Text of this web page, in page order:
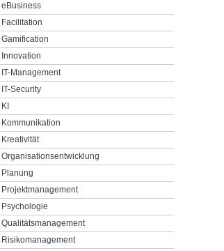
eBusiness
Facilitation
Gamification
Innovation
IT-Management
IT-Security
KI
Kommunikation
Kreativität
Organisationsentwicklung
Planung
Projektmanagement
Psychologie
Qualitätsmanagement
Risikomanagement